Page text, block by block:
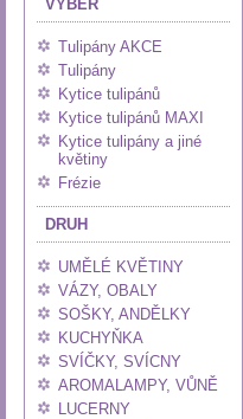
VÝBĚR
Tulipány AKCE
Tulipány
Kytice tulipánů
Kytice tulipánů MAXI
Kytice tulipány a jiné
květiny
Frézie
DRUH
UMĚLÉ KVĚTINY
VÁZY, OBALY
SOŠKY, ANDĚLKY
KUCHYŇKA
SVÍČKY, SVÍCNY
AROMALAMPY, VŮNĚ
LUCERNY